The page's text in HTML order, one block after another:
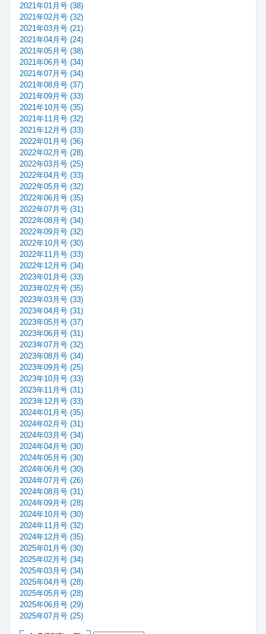
2021年01月号 (38)
2021年02月号 (32)
2021年03月号 (21)
2021年04月号 (24)
2021年05月号 (38)
2021年06月号 (34)
2021年07月号 (34)
2021年08月号 (37)
2021年09月号 (33)
2021年10月号 (35)
2021年11月号 (32)
2021年12月号 (33)
2022年01月号 (36)
2022年02月号 (28)
2022年03月号 (25)
2022年04月号 (33)
2022年05月号 (32)
2022年06月号 (35)
2022年07月号 (31)
2022年08月号 (34)
2022年09月号 (32)
2022年10月号 (30)
2022年11月号 (33)
2022年12月号 (34)
2023年01月号 (33)
2023年02月号 (35)
2023年03月号 (33)
2023年04月号 (31)
2023年05月号 (37)
2023年06月号 (31)
2023年07月号 (32)
2023年08月号 (34)
2023年09月号 (25)
2023年10月号 (33)
2023年11月号 (31)
2023年12月号 (33)
2024年01月号 (35)
2024年02月号 (31)
2024年03月号 (34)
2024年04月号 (30)
2024年05月号 (30)
2024年06月号 (30)
2024年07月号 (26)
2024年08月号 (31)
2024年09月号 (28)
2024年10月号 (30)
2024年11月号 (32)
2024年12月号 (35)
2025年01月号 (30)
2025年02月号 (34)
2025年03月号 (34)
2025年04月号 (28)
2025年05月号 (28)
2025年06月号 (29)
2025年07月号 (25)